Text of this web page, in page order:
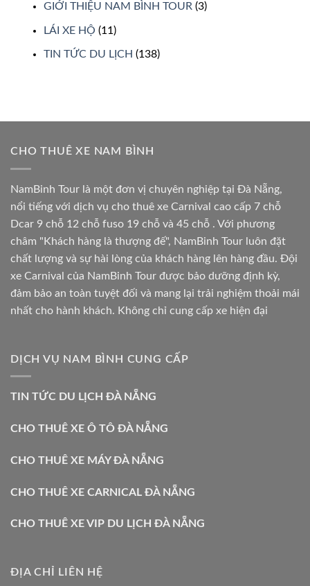
GIỚI THIỆU NAM BÌNH TOUR (3)
LÁI XE HỘ (11)
TIN TỨC DU LỊCH (138)
CHO THUÊ XE NAM BÌNH
NamBinh Tour là một đơn vị chuyên nghiệp tại Đà Nẵng,
nổi tiếng với dịch vụ cho thuê xe Carnival cao cấp 7 chỗ
Dcar 9 chỗ 12 chỗ fuso 19 chỗ và 45 chỗ . Với phương
châm "Khách hàng là thượng đế", NamBinh Tour luôn đặt
chất lượng và sự hài lòng của khách hàng lên hàng đầu. Đội
xe Carnival của NamBinh Tour được bảo dưỡng định kỳ,
đảm bảo an toàn tuyệt đối và mang lại trải nghiệm thoải mái
nhất cho hành khách. Không chỉ cung cấp xe hiện đại
DỊCH VỤ NAM BÌNH CUNG CẤP
TIN TỨC DU LỊCH ĐÀ NẴNG
CHO THUÊ XE Ô TÔ ĐÀ NẴNG
CHO THUÊ XE MÁY ĐÀ NẴNG
CHO THUÊ XE CARNICAL ĐÀ NẴNG
CHO THUÊ XE VIP DU LỊCH ĐÀ NẴNG
ĐỊA CHỈ LIÊN HỆ